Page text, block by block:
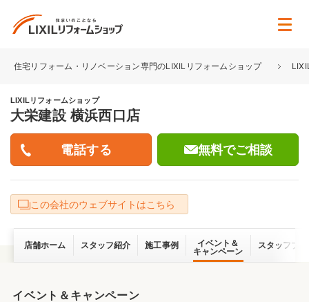
住宅リフォーム・リノベーション専門のLIXILリフォームショップ
LIXILリフォームショップ
大栄建設 横浜西口店
無料でご相談
この会社のウェブサイトはこちら
店舗ホーム スタッフ紹介 施工事例
イベント＆
キャンペーン
スタッフブ
イベント＆キャンペーン